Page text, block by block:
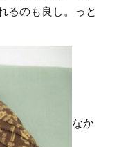
るのも良し。っと
なか